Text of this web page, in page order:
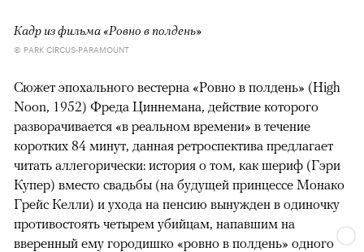
Кадр из фильма «Ровно в полдень»
© PARK CIRCUS-PARAMOUNT
Сюжет эпохального вестерна «Ровно в полдень» (High
Noon, 1952) Фреда Циннемана, действие которого
разворачивается «в реальном времени» в течение
коротких 84 минут, данная ретроспектива предлагает
читать аллегорически: история о том, как шериф (Гэри
Купер) вместо свадьбы (на будущей принцессе Монако
Грейс Келли) и ухода на пенсию вынужден в одиночку
противостоять четырем убийцам, напавшим на
вверенный ему городишко «ровно в полдень» одного